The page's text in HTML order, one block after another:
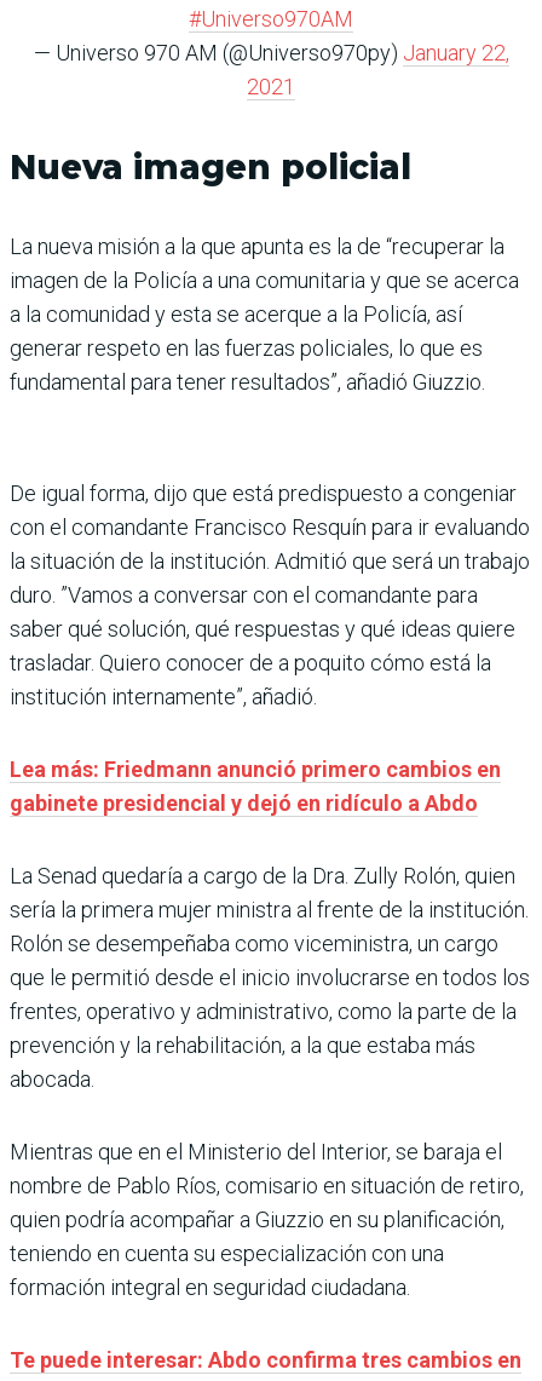
#Universo970AM
— Universo 970 AM (@Universo970py) January 22,
2021
Nueva imagen policial
La nueva misión a la que apunta es la de “recuperar la
imagen de la Policía a una comunitaria y que se acerca
a la comunidad y esta se acerque a la Policía, así
generar respeto en las fuerzas policiales, lo que es
fundamental para tener resultados”, añadió Giuzzio.
De igual forma, dijo que está predispuesto a congeniar
con el comandante Francisco Resquín para ir evaluando
la situación de la institución. Admitió que será un trabajo
duro. ”Vamos a conversar con el comandante para
saber qué solución, qué respuestas y qué ideas quiere
trasladar. Quiero conocer de a poquito cómo está la
institución internamente”, añadió.
Lea más: Friedmann anunció primero cambios en
gabinete presidencial y dejó en ridículo a Abdo
La Senad quedaría a cargo de la Dra. Zully Rolón, quien
sería la primera mujer ministra al frente de la institución.
Rolón se desempeñaba como viceministra, un cargo
que le permitió desde el inicio involucrarse en todos los
frentes, operativo y administrativo, como la parte de la
prevención y la rehabilitación, a la que estaba más
abocada.
Mientras que en el Ministerio del Interior, se baraja el
nombre de Pablo Ríos, comisario en situación de retiro,
quien podría acompañar a Giuzzio en su planificación,
teniendo en cuenta su especialización con una
formación integral en seguridad ciudadana.
Te puede interesar: Abdo confirma tres cambios en